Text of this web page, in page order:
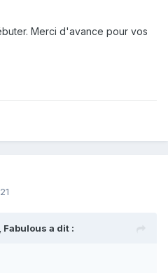
Merci d'avance pour vos
Fabulous a dit :